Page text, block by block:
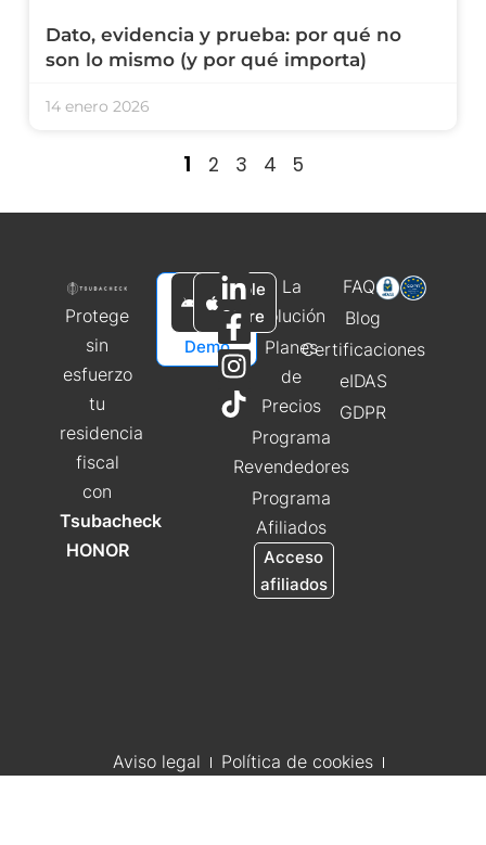
Dato, evidencia y prueba: por qué no
son lo mismo (y por qué importa)
14 enero 2026
1 2 3 4 5
Protege
sin
esfuerzo
tu
residencia
fiscal
con
Tsubacheck
HONOR
La
Solución
Planes
de
Precios
Programa
Revendedores
Programa
Afiliados
Acceso
afiliados
FAQs
Blog
Certificaciones
eIDAS
GDPR
Solicitar
Demo
Play
Store
Apple
Store
Aviso legal
Política de cookies